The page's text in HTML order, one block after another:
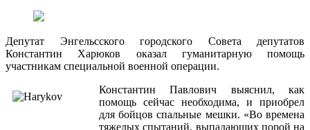
Депутат Энгельсского городского Совета депутатов
Константин Харюков оказал гуманитарную помощь
участникам специальной военной операции.
Константин Павлович выяснил, как
помощь сейчас необходима, и приобрел
для бойцов спальные мешки. «Во времена
тяжелых спытаний, выпадающих порой на